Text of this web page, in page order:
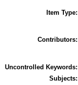
Item Type:
Contributors:
Uncontrolled Keywords:
Subjects: